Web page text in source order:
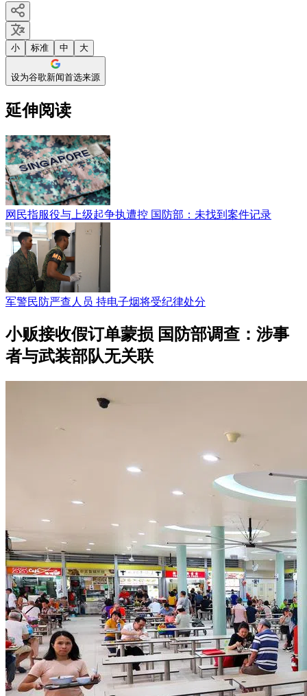
小 标准 中 大
设为谷歌新闻首选来源
延伸阅读
网民指服役与上级起争执遭控 国防部：未找到案件记录
军警民防严查人员 持电子烟将受纪律处分
小贩接收假订单蒙损 国防部调查：涉事
者与武装部队无关联